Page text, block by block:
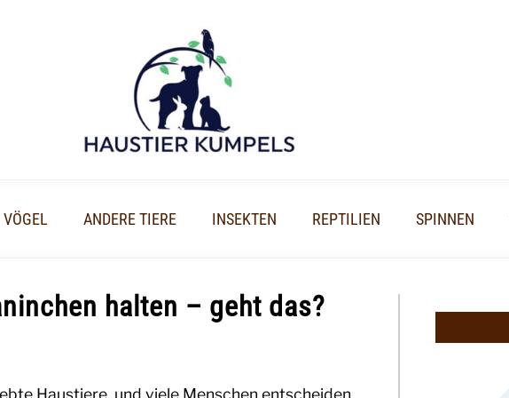
VÖGEL ANDERE TIERE INSEKTEN REPTILIEN SPINNEN
halten – geht das?
Haustiere, und viele Menschen entscheiden